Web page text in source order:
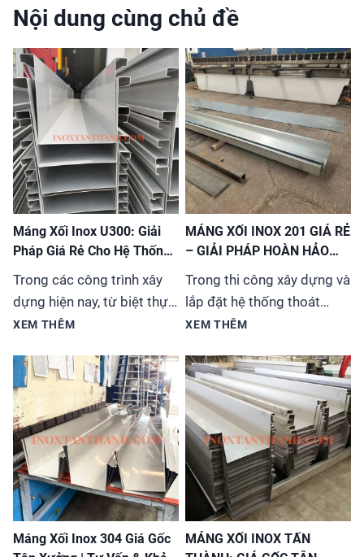
Nội dung cùng chủ đề
Máng Xối Inox U300: Giải
Pháp Giá Rẻ Cho Hệ Thống
Trong các công trình xây
dựng hiện nay, từ biệt thự,
nhà phố đến các tòa nhà
thống máng xối (hay còn
gọi là ống thoát nước
mưa) không chỉ đơn thuần
là giải quyết vấn đề kỹ
thuật mà còn liên quan đến
tính thẩm mỹ và độ...
XEM THÊM
MÁNG XỐI INOX 201 GIÁ RẺ
– GIẢI PHÁP HOÀN HẢO
CHO MỌI CÔNG TRÌNH
Trong thi công xây dựng và
lắp đặt hệ thống thoát
nước, việc lựa chọn vật liệu
lượng vừa tiết kiệm chi phí
luôn là ưu tiên hàng
đầu. Máng xối inox 201 đã
trở thành sự lựa chọn tối
ưu cho đa dạng công trình
từ nhà ở, biệt thự...
XEM THÊM
Máng Xối Inox 304 Giá Gốc
MÁNG XỐI INOX TẤN